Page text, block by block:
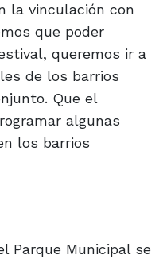
la vinculación con
que poder
queremos ir a
de los barrios
Que el
algunas
los barrios
Parque Municipal se